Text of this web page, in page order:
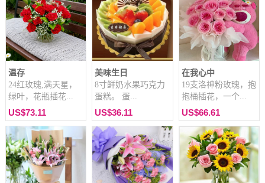
温存
24红玫瑰,满天星，
绿叶，花瓶插花...
US$73.11
美味生日
8寸鲜奶水果巧克力
蛋糕。 蛋...
US$36.11
在我心中
19支洛神粉玫瑰，抱
抱桶插花，一个...
US$66.61